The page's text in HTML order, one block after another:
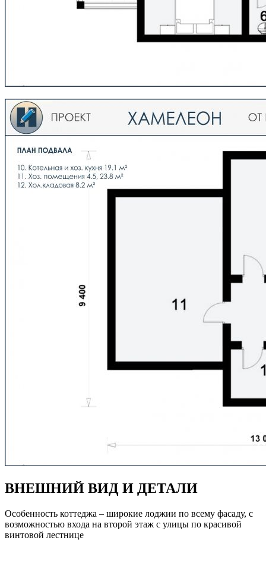
ВНЕШНИЙ ВИД И ДЕТАЛИ
Особенность коттеджа – широкие лоджии по всему фасаду, с
возможностью входа на второй этаж с улицы по красивой
винтовой лестнице